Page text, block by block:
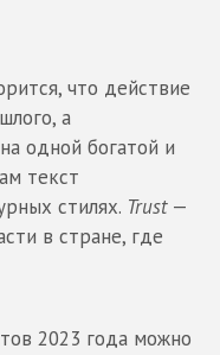
что действие
а
одной богатой и
текст
стилях. Trust—
в стране, где
2023 года можно